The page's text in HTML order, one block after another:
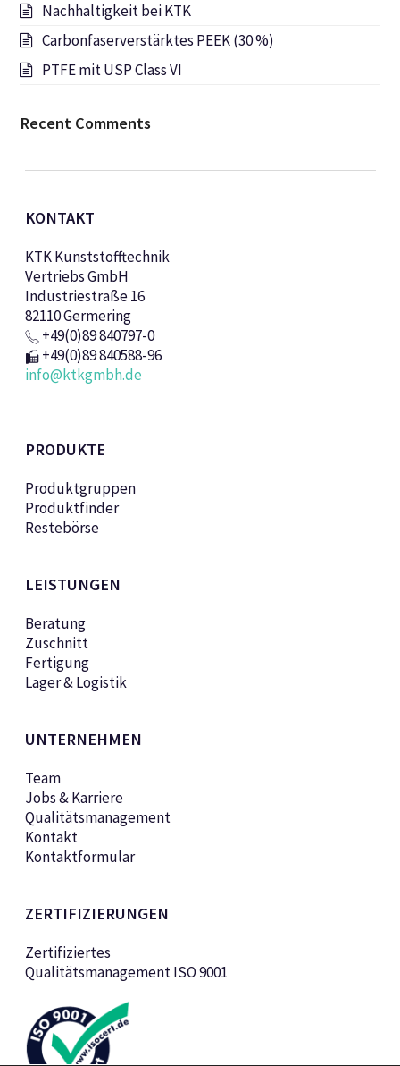
Nachhaltigkeit bei KTK
Carbonfaserverstärktes PEEK (30 %)
PTFE mit USP Class VI
Recent Comments
KONTAKT
KTK Kunststofftechnik
Vertriebs GmbH
Industriestraße 16
82110 Germering
+49(0)89 840797-0
+49(0)89 840588-96
info@ktkgmbh.de
PRODUKTE
Produktgruppen
Produktfinder
Restebörse
LEISTUNGEN
Beratung
Zuschnitt
Fertigung
Lager & Logistik
UNTERNEHMEN
Team
Jobs & Karriere
Qualitätsmanagement
Kontakt
Kontaktformular
ZERTIFIZIERUNGEN
Zertifiziertes
Qualitätsmanagement ISO 9001